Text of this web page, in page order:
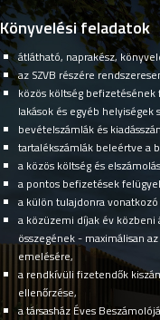
Könyvelési feladatok
átlátható, naprakész,
az SZVB részére
közös költség
lakások és egyéb helyiségek
bevételszámlák és
tartalékszámlák beleértve a
a közös költség és
a pontos befizetések
a külön tulajdonra
a közüzemi díjak év közbeni
összegének - maximálisan
emelésére,
a rendkívüli fizetendők
ellenőrzése,
a társasház Éves